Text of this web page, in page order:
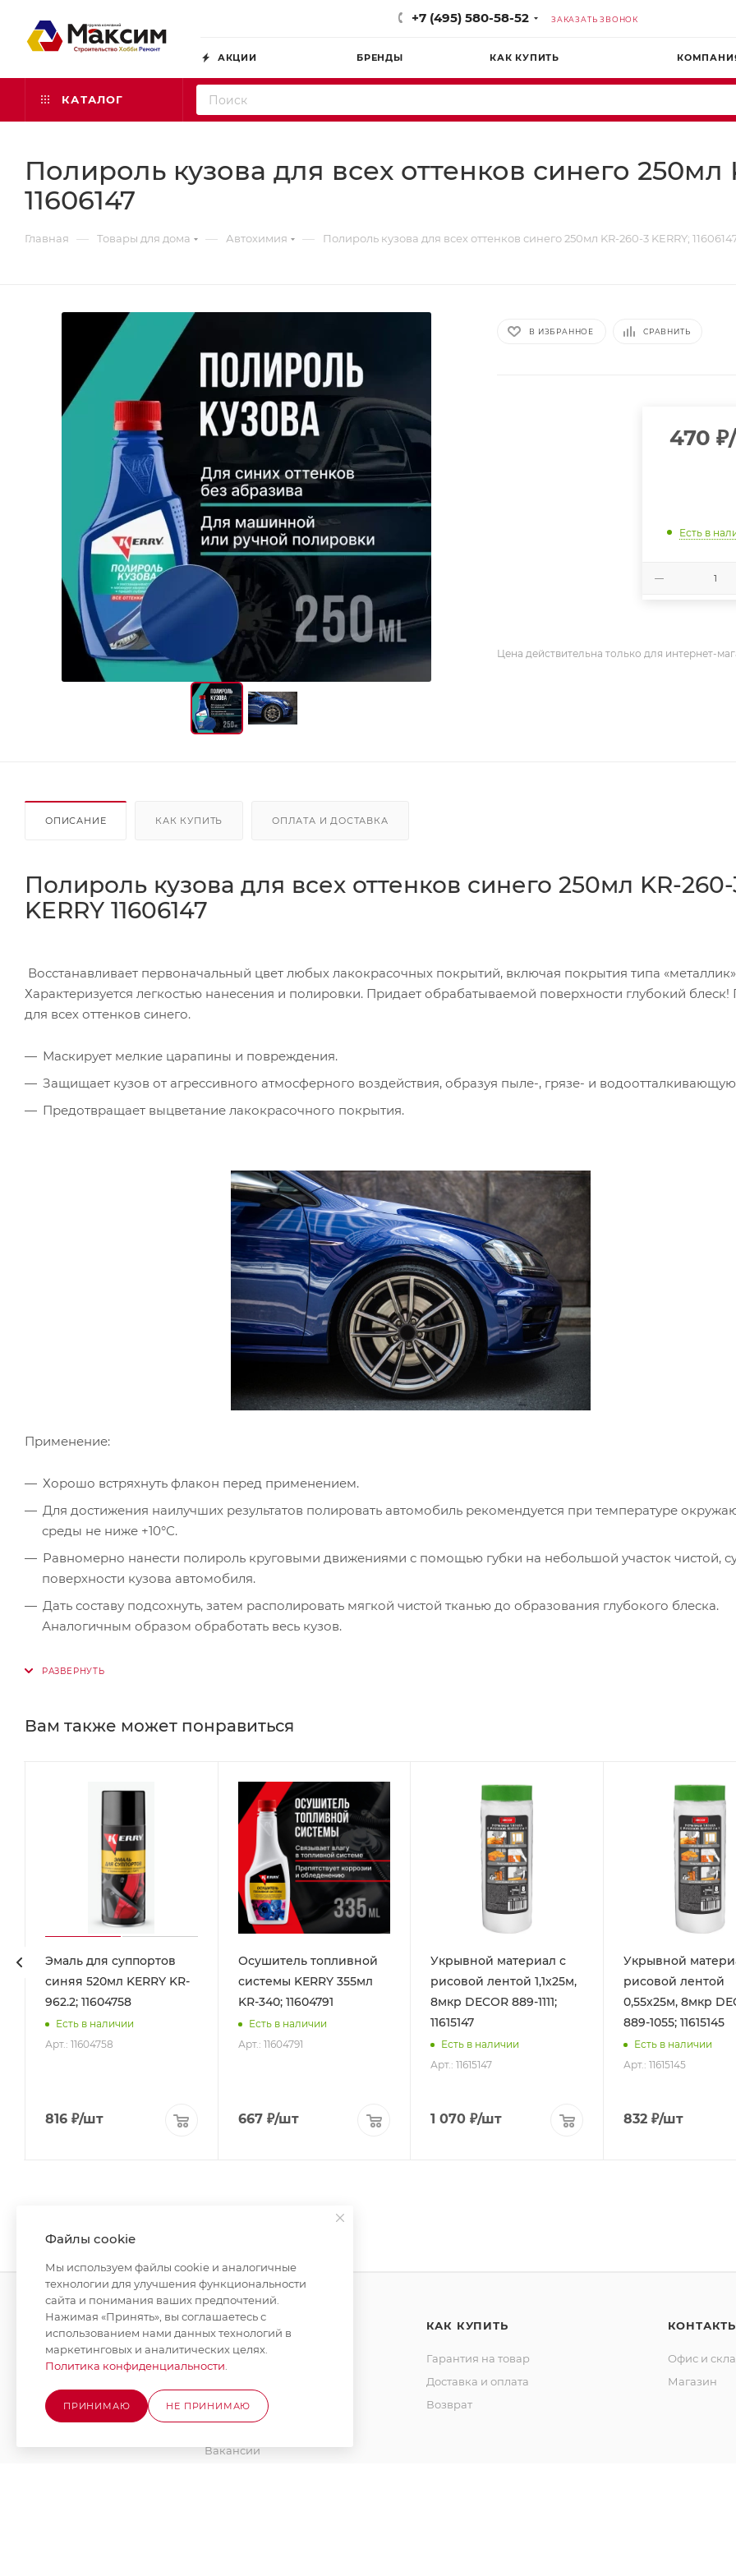
+7 (495) 580-58-52 ЗАКАЗАТЬ ЗВОНОК
АКЦИИ БРЕНДЫ КАК КУПИТЬ
КАТАЛОГ
Полироль кузова для всех оттенков синего 250мл
11606147
Главная — Товары для дома — Автохимия — Полироль кузова для всех оттенков синего 250мл KR-260-3 KERRY;
В ИЗБРАННОЕ СРАВНИТЬ
470 ₽
Есть в
Цена действительна только для интернет-
ОПИСАНИЕ КАК КУПИТЬ ОПЛАТА И ДОСТАВКА
Полироль кузова для всех оттенков синего 250мл KR-
KERRY 11606147
Восстанавливает первоначальный цвет любых лакокрасочных покрытий, включая покрытия типа
Характеризуется легкостью нанесения и полировки. Придает обрабатываемой поверхности глубокий блеск!
для всех оттенков синего.
Маскирует мелкие царапины и повреждения.
Защищает кузов от агрессивного атмосферного воздействия, образуя пыле-, грязе- и
Предотвращает выцветание лакокрасочного покрытия.
Применение:
Хорошо встряхнуть флакон перед применением.
Для достижения наилучших результатов полировать автомобиль рекомендуется при температуре
среды не ниже +10°С.
Равномерно нанести полироль круговыми движениями с помощью губки на небольшой участок чистой,
поверхности кузова автомобиля.
Дать составу подсохнуть, затем располировать мягкой чистой тканью до образования глубокого блеска.
Аналогичным образом обработать весь кузов.
Вам также может понравиться
Эмаль для суппортов
синяя 520мл KERRY KR-
962.2; 11604758
Есть в наличии
Арт.: 11604758
816₽/шт
Осушитель топливной
системы KERRY 355мл
KR-340; 11604791
Есть в наличии
Арт.: 11604791
667₽/шт
Укрывной материал с
рисовой лентой 1,1х25м,
8мкр DЕCOR 889-1111;
11615147
Есть в наличии
Арт.: 11615147
1 070 ₽/шт
Укрывной
рисовой лентой
0,55х25м, 8мкр
889-1055; 11615145
Есть в наличии
Арт.: 11615145
832 ₽/шт
АКЦИИ
БРЕНДЫ
КОМПАНИЯ
О компании
Стать поставщиком
Вакансии
КАК КУПИТЬ
Гарантия на товар
Доставка и оплата
Возврат
Офис и
Магазин
Файлы cookie
Мы используем файлы cookie и аналогичные
технологии для улучшения функциональности
сайта и понимания ваших предпочтений.
Нажимая «Принять», вы соглашаетесь с
использованием нами данных технологий в
маркетинговых и аналитических целях.
Политика конфиденциальности
ПРИНИМАЮ НЕ ПРИНИМАЮ